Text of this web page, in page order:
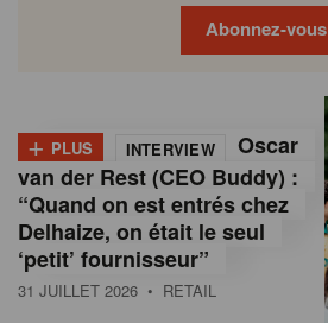
Abonnez-vous
o
n
d
o
+ PLUS INTERVIEW
Oscar
van der Rest (CEO Buddy) :
“Quand on est entrés chez
Delhaize, on était le seul
‘petit’ fournisseur”
31 JUILLET 2026 • RETAIL